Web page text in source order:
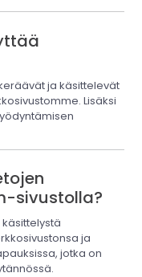
ja käsittelevät
Lisäksi
sivustolla?
ja
jotka on